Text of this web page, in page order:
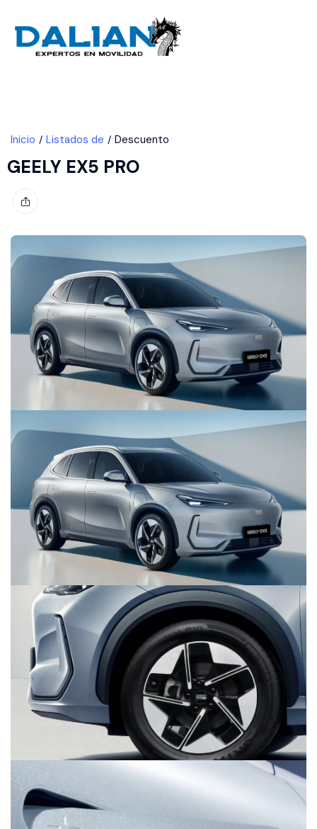
Inicio Listados de Descuento
GEELY EX5 PRO